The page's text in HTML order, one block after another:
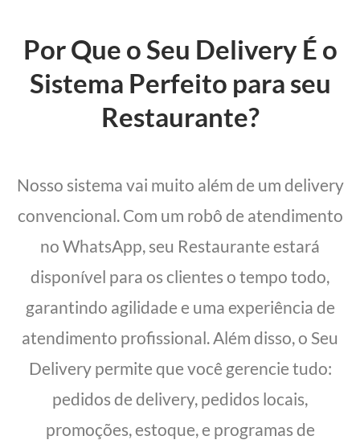
Por Que o Seu Delivery É o
Sistema Perfeito para seu
Restaurante?
Nosso sistema vai muito além de um delivery
convencional. Com um robô de atendimento
no WhatsApp, seu Restaurante estará
disponível para os clientes o tempo todo,
garantindo agilidade e uma experiência de
atendimento profissional. Além disso, o Seu
Delivery permite que você gerencie tudo:
pedidos de delivery, pedidos locais,
promoções, estoque, e programas de